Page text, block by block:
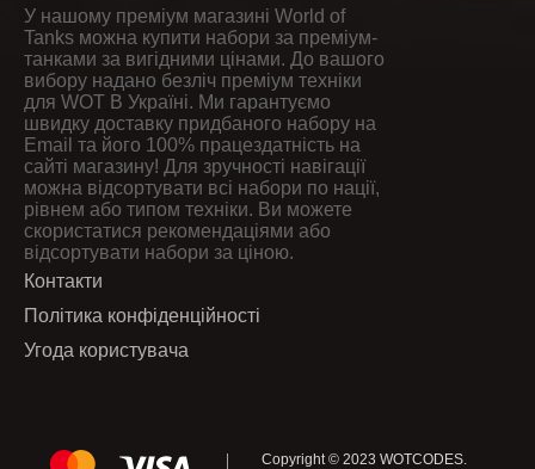
У нашому преміум магазині World of
Tanks можна купити набори за преміум-
танками за вигідними цінами. До вашого
вибору надано безліч преміум техніки
для WOT В Україні. Ми гарантуємо
швидку доставку придбаного набору на
Email та його 100% працездатність на
сайті магазину! Для зручності навігації
можна відсортувати всі набори по нації,
рівнем або типом техніки. Ви можете
скористатися рекомендаціями або
відсортувати набори за ціною.
Контакти
Політика конфіденційності
Угода користувача
Copyright © 2023 WOTCODES.